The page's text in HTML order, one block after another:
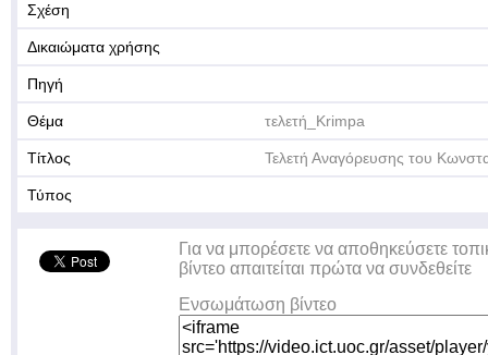
Σχέση
Δικαιώματα χρήσης
Πηγή
Θέμα τελετή_Krimpa
Τίτλος Τελετή Αναγόρευσης του
Τύπος
Για να μπορέσετε να αποθηκεύσετε
βίντεο απαιτείται πρώτα να συνδεθείτε
Ενσωμάτωση βίντεο